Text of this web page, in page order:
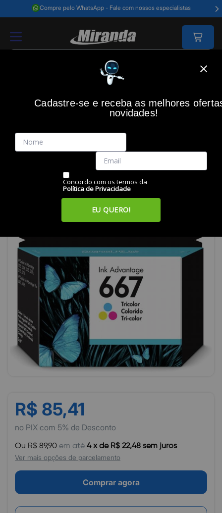
Compre pelo WhatsApp - Fale com nossos especialistas
R$ 85,41
no PIX com 5% de Desconto
Ou R$ 89,90 em até 4 x de R$ 22,48 sem juros
Ver mais opções de parcelamento
Comprar agora
Cartucho HP 3YM78AB nº 667 color
Código: 44580
Vendido e Entregue por:Miranda
Cadastre-se e receba as melhores
novidades!
Concordo com os termos da
Política de Privacidade
EU QUERO!